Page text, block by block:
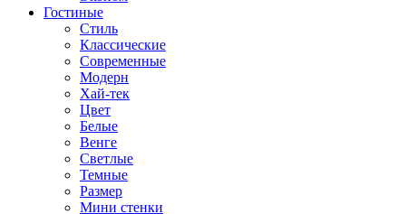
Гостиные
Стиль
Классические
Современные
Модерн
Хай-тек
Цвет
Белые
Венге
Светлые
Темные
Размер
Мини стенки